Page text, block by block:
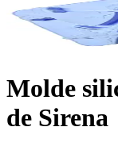
Molde
de Sirena